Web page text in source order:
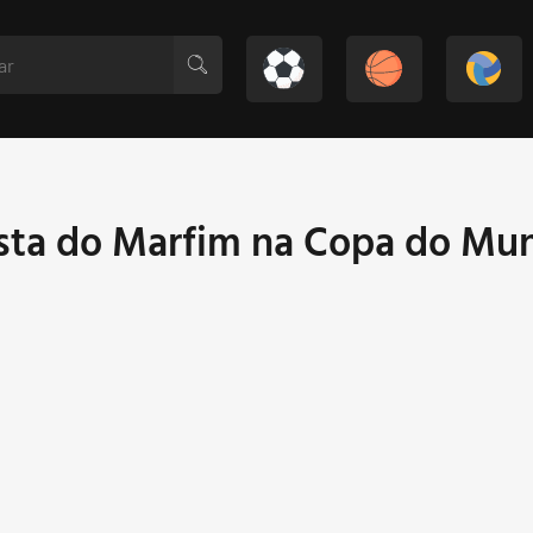
do Marfim na Copa do